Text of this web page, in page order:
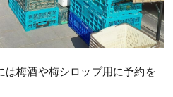
は梅酒や梅シロップ用に予約を